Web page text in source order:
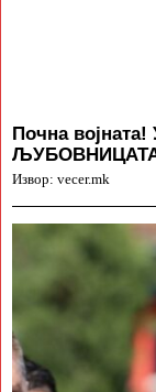
Почна
Извор: vecer.mk